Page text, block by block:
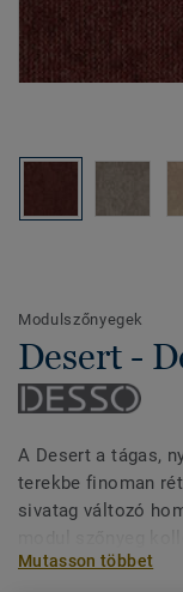
Modulszőnyegek
Desert -
A Desert a tágas,
terekbe finoman
sivatag változó
játékra, hogy
Mutasson többet